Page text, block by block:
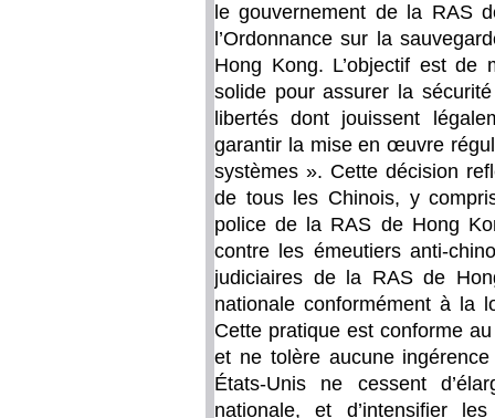
le gouvernement de la RAS
l’Ordonnance sur la
Hong Kong. L’objectif est de
solide pour assurer la
libertés dont jouissent
garantir la mise en œuvre
systèmes ». Cette décision
de tous les Chinois, y
police de la RAS de Hong
contre les émeutiers anti-
judiciaires de la RAS de
nationale conformément à la
Cette pratique est conforme
et ne tolère aucune
États-Unis ne cessent
nationale, et d’intensifier